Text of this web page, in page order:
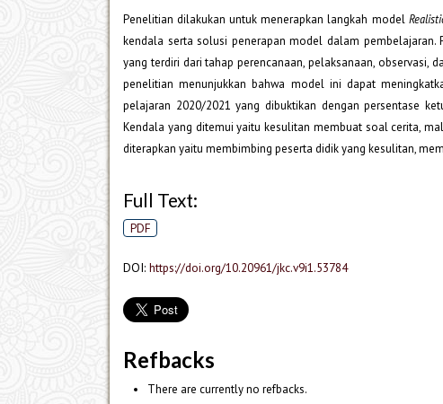
Penelitian dilakukan untuk menerapkan langkah model
kendala serta solusi penerapan model dalam
yang terdiri dari tahap perencanaan, pelaksanaan, observasi,
penelitian menunjukkan bahwa model ini dapat
pelajaran 2020/2021 yang dibuktikan dengan persentase
Kendala yang ditemui yaitu kesulitan membuat soal cerita,
diterapkan yaitu membimbing peserta didik yang kesulitan,
Full Text:
PDF
DOI: https://doi.org/10.20961/jkc.v9i1.53784
Refbacks
There are currently no refbacks.